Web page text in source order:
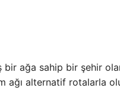
bir ağa sahip bir şehir
ağı alternatif rotalarla